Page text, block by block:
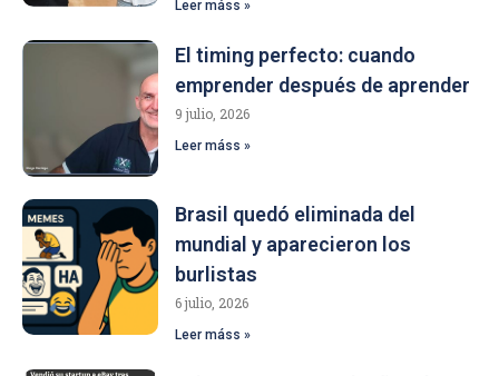
Leer máss »
El timing perfecto: cuando
emprender después de aprender
9 julio, 2026
Leer máss »
Brasil quedó eliminada del
mundial y aparecieron los
burlistas
6 julio, 2026
Leer máss »